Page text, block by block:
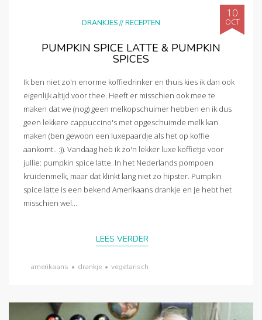
DRANKJES//RECEPTEN
10
OCT
PUMPKIN SPICE LATTE & PUMPKIN
SPICES
Ik ben niet zo'n enorme koffiedrinker en thuis kies ik dan ook
eigenlijk altijd voor thee. Heeft er misschien ook mee te
maken dat we (nog) geen melkopschuimer hebben en ik dus
geen lekkere cappuccino's met opgeschuimde melk kan
maken (ben gewoon een luxepaardje als het op koffie
aankomt.. :)). Vandaag heb ik zo'n lekker luxe koffietje voor
jullie: pumpkin spice latte. In het Nederlands pompoen
kruidenmelk, maar dat klinkt lang niet zo hipster. Pumpkin
spice latte is een bekend Amerikaans drankje en je hebt het
misschien wel...
LEES VERDER
amerikaans • drankje • vegetarisch